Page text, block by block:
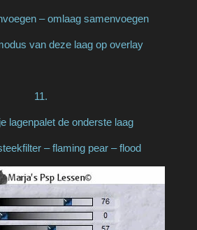
– omlaag samenvoegen
van deze laag op overlay
11.
lagenpalet de onderste laag
– flaming pear – flood